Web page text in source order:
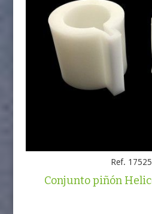
Ref.
Conjunto piñón